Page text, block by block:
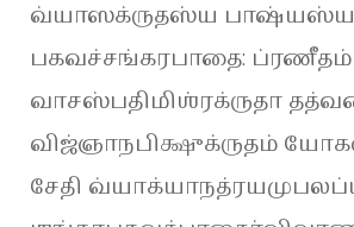
வ்யாஸக்ருதஸ்ய பாஷ்யஸ்ய
பகவச்சங்கரபாதை:
வாசஸ்பதிமிஶ்ரக்ருதா
விஜ்ஞாநபிக்ஷுக்ருதம்
சேதி